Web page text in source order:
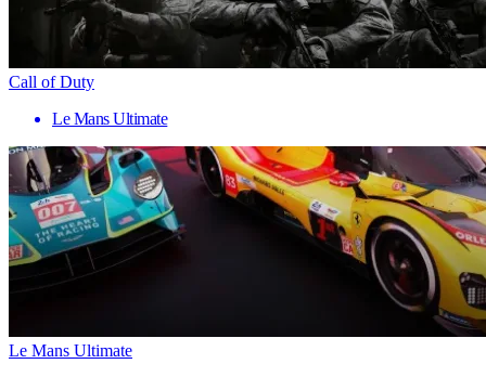
Call of Duty
Le Mans Ultimate
Le Mans Ultimate